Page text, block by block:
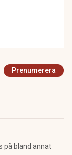
Prenumerera
på bland annat